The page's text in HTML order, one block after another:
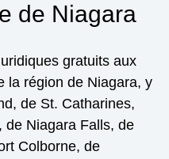
de Niagara
gratuits aux
la région de Niagara, y
de St. Catharines,
de Niagara Falls, de
Colborne, de